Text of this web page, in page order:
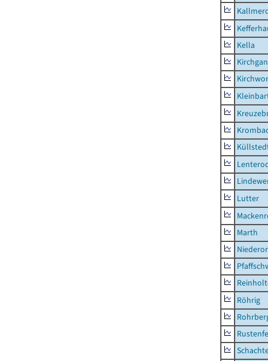
Kella
Lutter
Marth
Röhrig